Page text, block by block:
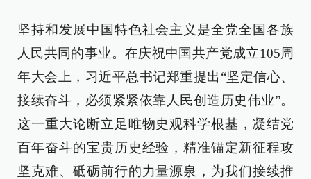
坚持和发展中国特色社会主义是全党全国各族
人民共同的事业。在庆祝中国共产党成立105周
年大会上，习近平总书记郑重提出“坚定信心、
接续奋斗，必须紧紧依靠人民创造历史伟业”。
这一重大论断立足唯物史观科学根基，凝结党
百年奋斗的宝贵历史经验，精准锚定新征程攻
坚克难、砥砺前行的力量源泉，为我们接续推